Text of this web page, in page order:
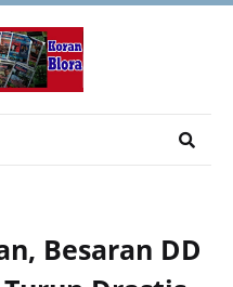
Besaran DD